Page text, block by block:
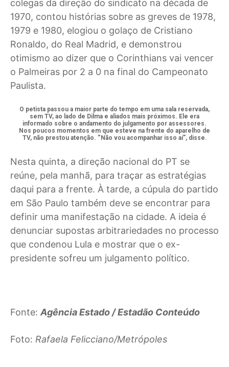
colegas da direção do sindicato na década de
1970, contou histórias sobre as greves de 1978,
1979 e 1980, elogiou o golaço de Cristiano
Ronaldo, do Real Madrid, e demonstrou
otimismo ao dizer que o Corinthians vai vencer
o Palmeiras por 2 a 0 na final do Campeonato
Paulista.
O petista passou a maior parte do tempo em uma sala reservada,
sem TV, ao lado de Dilma e aliados mais próximos. Ele era
informado sobre o andamento do julgamento por assessores.
Nos poucos momentos em que esteve na frente do aparelho de
TV, não prestou atenção. “Não vou acompanhar isso aí”, disse.
Nesta quinta, a direção nacional do PT se
reúne, pela manhã, para traçar as estratégias
daqui para a frente. À tarde, a cúpula do partido
em São Paulo também deve se encontrar para
definir uma manifestação na cidade. A ideia é
denunciar supostas arbitrariedades no processo
que condenou Lula e mostrar que o ex-
presidente sofreu um julgamento político.
Fonte: Agência Estado / Estadão Conteúdo
Foto: Rafaela Felicciano/Metrópoles